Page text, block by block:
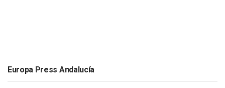
Europa Press Andalucía